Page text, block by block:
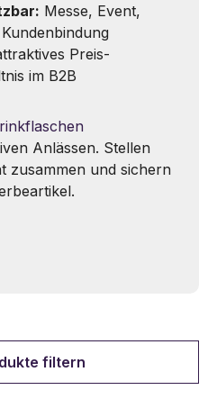
Messe, Event,
Preis-
im B2B
Anlässen. Stellen
zusammen und sichern
filtern